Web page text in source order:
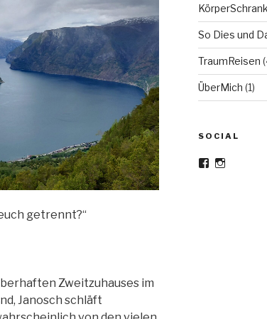
getrennt?“
Zweitzuhauses im
Janosch schläft
KörperSchrank
So Dies und
TraumReisen
ÜberMich (1)
SOCIAL
ProfilProfil